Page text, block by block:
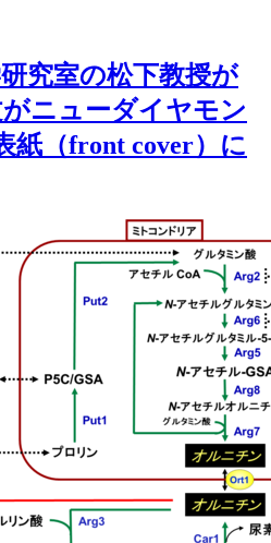
究室の松下教授が
ニューダイヤモン
紙（front cover）に